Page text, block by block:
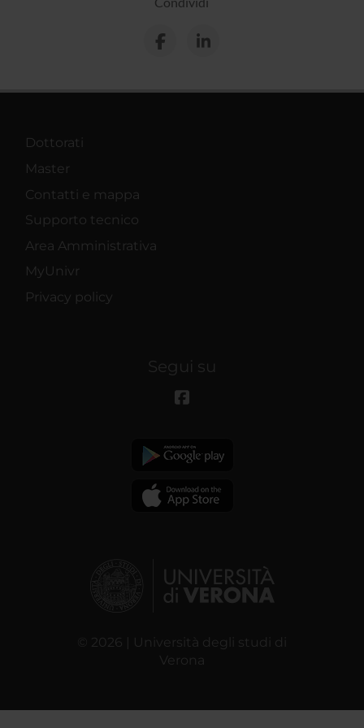
Dottorati
Master
Contatti e mappa
Supporto tecnico
Area Amministrativa
MyUnivr
Privacy policy
Segui su
© 2026 | Università degli studi di
Verona